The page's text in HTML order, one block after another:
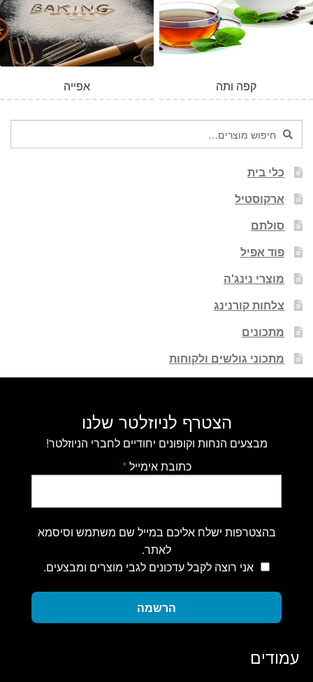
אפייה קפה ותה
חיפוש
עבור:
חיפוש
כלי בית
ארקוסטיל
סולתם
פוד אפיל
מוצרי נינג'ה
צלחות קורנינג
מתכונים
מתכוני גולשים ולקוחות
הצטרף לניוזלטר שלנו
מבצעים הנחות וקופונים יחודיים לחברי הניוזלטר!
כתובת אימייל*
בהצטרפות ישלח אליכם במייל שם משתמש וסיסמא
לאתר.
אני רוצה לקבל עדכונים לגבי מוצרים ומבצעים.
הרשמה
עמודים